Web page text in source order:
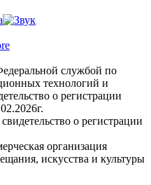
службой по
технологий и
о регистрации
о регистрации
организация
искусства и культуры